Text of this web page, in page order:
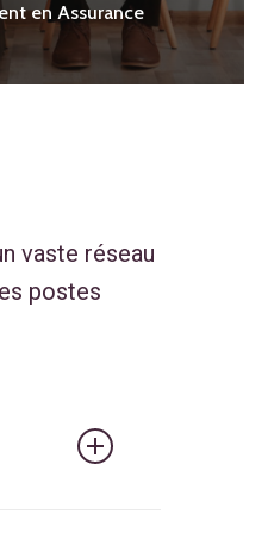
en Assurance
vaste réseau
postes